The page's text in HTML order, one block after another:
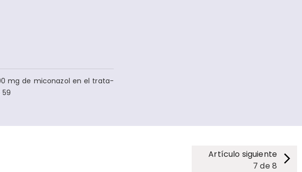
mg de miconazol en el trata­
Artículo siguiente
7 de8